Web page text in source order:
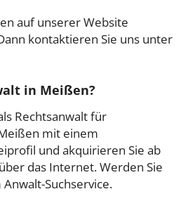
auf unserer Website
kontaktieren Sie uns unter
in Meißen?
Rechtsanwalt für
mit einem
und akquirieren Sie ab
das Internet. Werden Sie
Suchservice.